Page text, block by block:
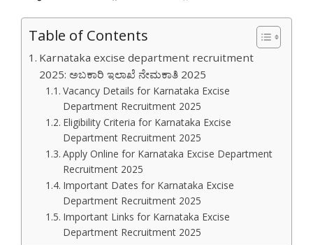
Table of Contents
Karnataka excise department recruitment
2025: ಅಬಕಾರಿ ಇಲಾಖೆ ನೇಮಕಾತಿ 2025
Vacancy Details for Karnataka Excise
Department Recruitment 2025
Eligibility Criteria for Karnataka Excise
Department Recruitment 2025
Apply Online for Karnataka Excise Department
Recruitment 2025
Important Dates for Karnataka Excise
Department Recruitment 2025
Important Links for Karnataka Excise
Department Recruitment 2025